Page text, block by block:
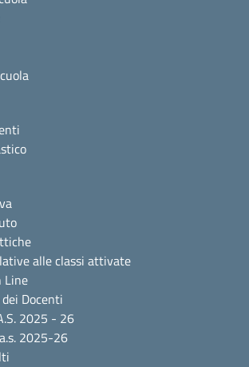
alle classi attivate
Line
Docenti
2025 - 26
2025-26